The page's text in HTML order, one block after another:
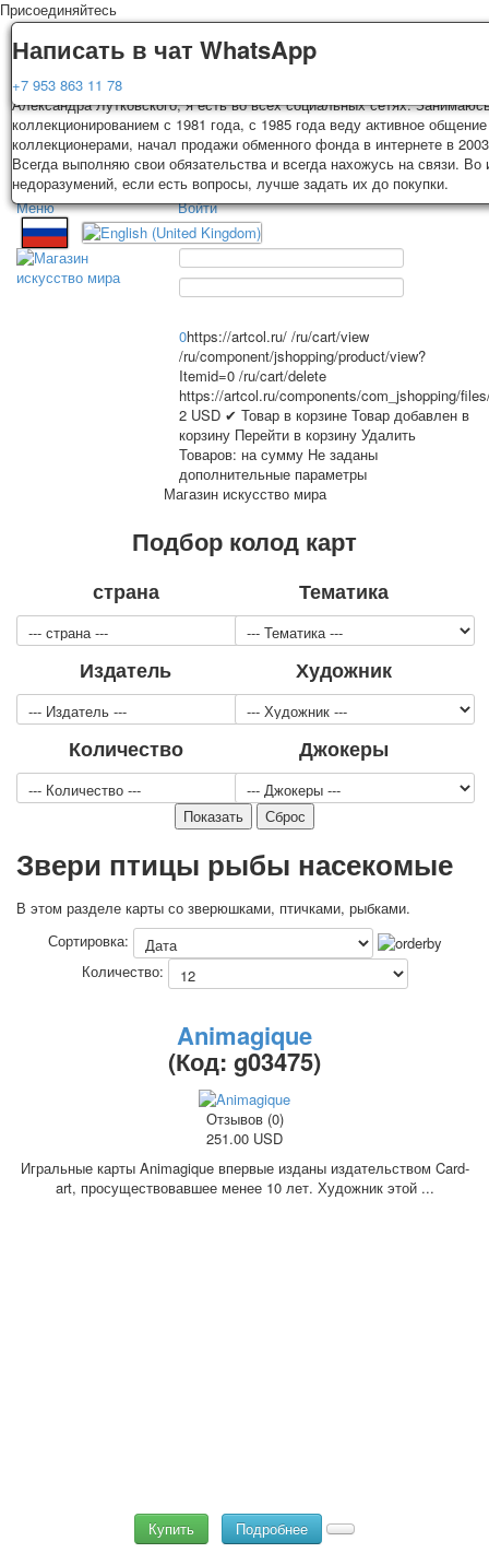
Доставка
Колоды, почтовые открытки тщательно упаковываются и
3-4 рабочих дней после оплаты. Исключение: репринт под заказ,
карт отправляются в течении 7-8 рабочих дней. Отправка
России с треком отслеживания. Цена пересылки зависит от веса и
на момент покупки. По желанию покупателя возможна отправка СДЕК
другими транспортными компаниями.
Гарантия
Вы покупаете колоды игральных карт, почтовые открытки из частной
Александра Лутковского, я есть во всех социальных сетях.
коллекционированием с 1981 года, с 1985 года веду активное
коллекционерами, начал продажи обменного фонда в интернете в
Всегда выполняю свои обязательства и всегда нахожусь на связи. Во
недоразумений, если есть вопросы, лучше задать их до покупки.
Написать в чат WhatsApp
+7 953 863 11 78
Присоединяйтесь
TPL_PROTOSTAR_TOGGLE_MENU
Главная Игральные карты
Меню
Главная
Игральные карты
Классические
Транспорт
Охота и рыбалка
Армия и полиция
Недорогие колоды для игры
Открытки
23 февраля
Свадьба
С днём рождения!
Новости
Новости карточных колод
Войти
0https://artcol.ru/ /ru/cart/view
/ru/component/jshopping/product/view?
Itemid=0 /ru/cart/delete
https://artcol.ru/components/com_jshopping/
2 USD ✔ Товар в корзине Товар добавлен в
корзину Перейти в корзину Удалить
Товаров: на сумму Не заданы
дополнительные параметры
Магазин искусство мира
Подбор колод карт
страна Тематика
Издатель Художник
Количество Джокеры
Звери птицы рыбы насекомые
В этом разделе карты со зверюшками, птичками, рыбками.
Сортировка:
Количество:
Animagique
(Код: g03475)
Отзывов (0)
251.00 USD
Игральные карты Animagique впервые изданы издательством Card-
art, просуществовавшее менее 10 лет. Художник этой ...
Купить Подробнее